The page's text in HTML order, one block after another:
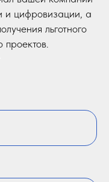
и цифровизации, а
льготного